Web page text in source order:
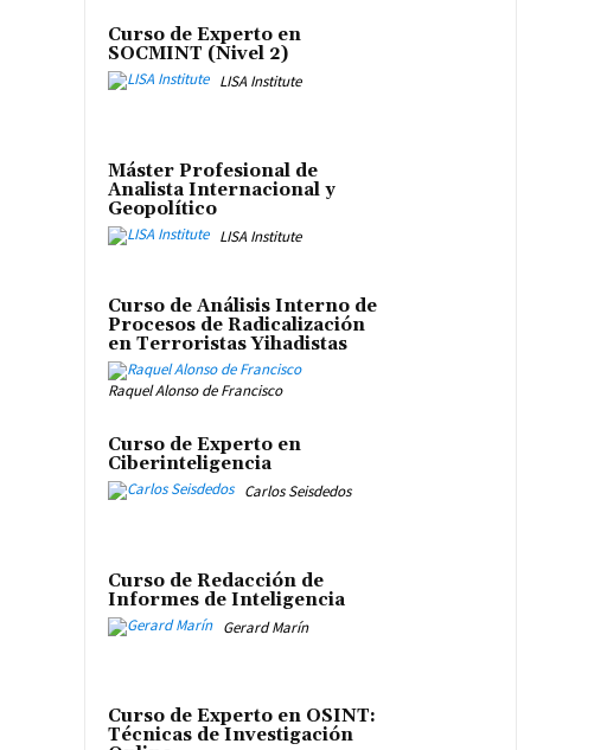
Curso de Experto en
SOCMINT (Nivel 2)
LISA Institute
Máster Profesional de
Analista Internacional y
Geopolítico
LISA Institute
Curso de Análisis Interno de
Procesos de Radicalización
en Terroristas Yihadistas
Raquel Alonso de Francisco
Curso de Experto en
Ciberinteligencia
Carlos Seisdedos
Curso de Redacción de
Informes de Inteligencia
Gerard Marín
Curso de Experto en OSINT:
Técnicas de Investigación